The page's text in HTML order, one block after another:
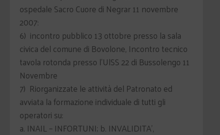
ospedale Sacro Cuore di Negrar 11 novembre
2007:
6) incontro pubblico 13 ottobre presso la sala
civica del comune di Bovolone, Incontro tecnico
tavola rotonda presso l'UlSS 22 di Bussolengo 11
Novembre
7) Riorganizzate le attività del Patronato ed
avviata la formazione individuale di tutti gli
operatori su:
a. INAIL – INFORTUNI; b. INVALIDITA',